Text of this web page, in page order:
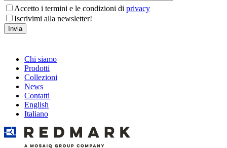
Accetto i termini e le condizioni di privacy
Iscrivimi alla newsletter!
Chi siamo
Prodotti
Collezioni
News
Contatti
English
Italiano